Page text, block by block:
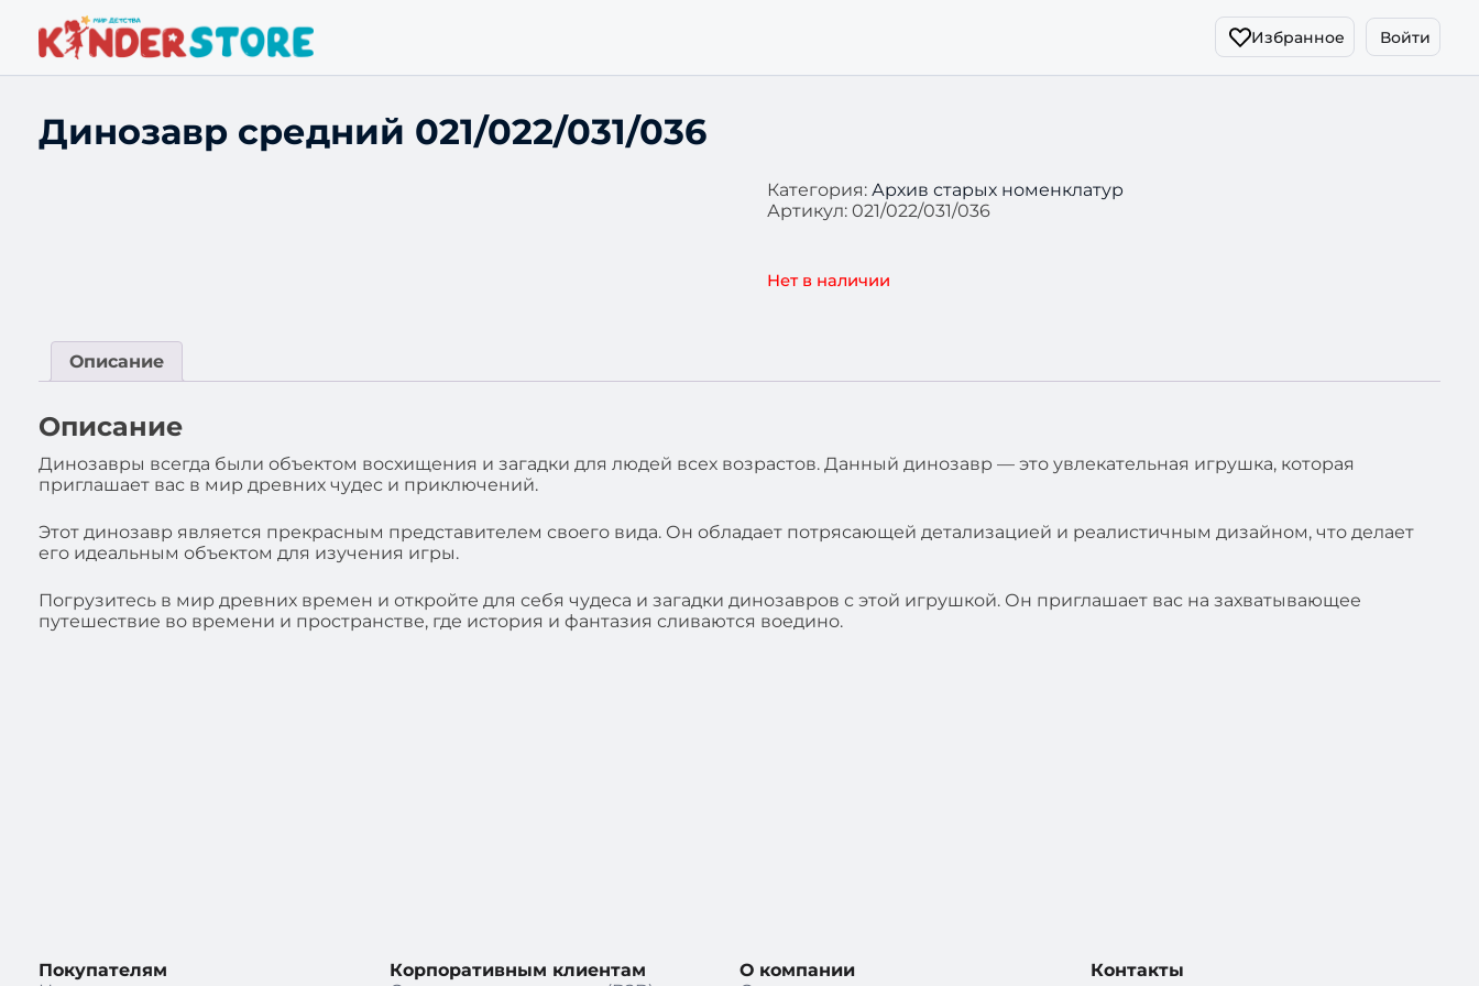
Избранное Войти
Динозавр средний 021/022/031/036
Категория:Архив старых номенклатур
Артикул:021/022/031/036
Нет в наличии
Описание
Описание
Динозавры всегда были объектом восхищения и загадки для людей всех возрастов. Данный динозавр — это увлекательная игрушка, которая
приглашает вас в мир древних чудес и приключений.
Этот динозавр является прекрасным представителем своего вида. Он обладает потрясающей детализацией и реалистичным дизайном, что делает
его идеальным объектом для изучения игры.
Погрузитесь в мир древних времен и откройте для себя чудеса и загадки динозавров с этой игрушкой. Он приглашает вас на захватывающее
путешествие во времени и пространстве, где история и фантазия сливаются воедино.
Покупателям
Корпоративным клиентам
О компании
Контакты